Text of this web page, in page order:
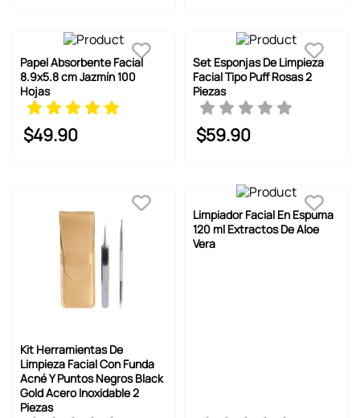
Papel Absorbente Facial
8.9x5.8 cm Jazmín 100
Hojas
$49.90
Set Esponjas De Limpieza
Facial Tipo Puff Rosas 2
Piezas
$59.90
Kit Herramientas De
Limpieza Facial Con Funda
Acné Y Puntos Negros Black
Gold Acero Inoxidable 2
Piezas
Limpiador Facial En Espuma
120 ml Extractos De Aloe
Vera